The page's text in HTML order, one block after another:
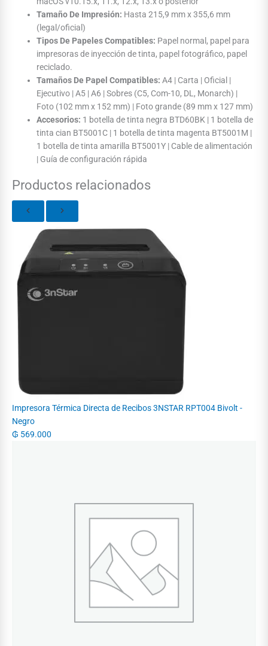
Tamaño De Impresión: Hasta 215,9 mm x 355,6 mm
(legal/oficial)
Tipos De Papeles Compatibles: Papel normal, papel para
impresoras de inyección de tinta, papel fotográfico, papel
reciclado.
Tamaños De Papel Compatibles: A4 | Carta | Oficial |
Ejecutivo | A5 | A6 | Sobres (C5, Com-10, DL, Monarch) |
Foto (102 mm x 152 mm) | Foto grande (89 mm x 127 mm)
Accesorios: 1 botella de tinta negra BTD60BK | 1 botella de
tinta cian BT5001C | 1 botella de tinta magenta BT5001M |
1 botella de tinta amarilla BT5001Y | Cable de alimentación
| Guía de configuración rápida
Productos relacionados
Impresora Térmica Directa de Recibos 3NSTAR RPT004 Bivolt -
Negro
₲ 569.000